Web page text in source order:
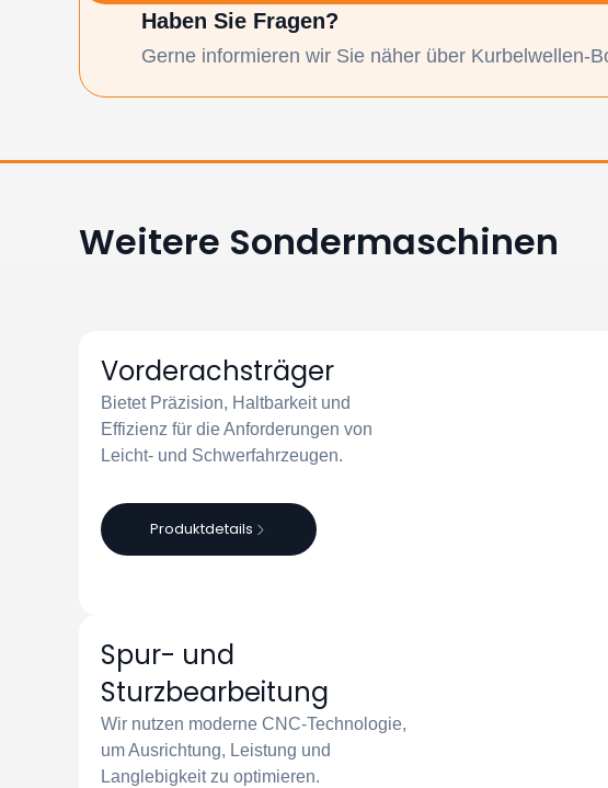
Haben Sie Fragen?
Gerne informieren wir Sie näher über Kurbelwellen-
Weitere Sondermaschinen
Vorderachsträger
Bietet Präzision, Haltbarkeit und
Effizienz für die Anforderungen von
Leicht- und Schwerfahrzeugen.
Produktdetails
Spur- und
Sturzbearbeitung
Wir nutzen moderne CNC-Technologie,
um Ausrichtung, Leistung und
Langlebigkeit zu optimieren.